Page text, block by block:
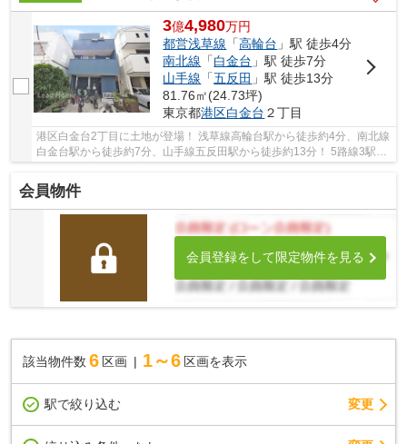
3億4,980万円
都営浅草線 「高輪台 」駅 徒歩4分
南北線 「白金台 」駅 徒歩7分
山手線 「五反田 」駅 徒歩13分
81.76㎡(24.73坪)
東京都港区白金台 ２丁目
港区白金台2丁目に土地が登場！ 浅草線高輪台駅から徒歩約4分、南北線
白金台駅から徒歩約7分、山手線五反田駅から徒歩約13分！ 5路線3駅利
用可能な大変便利な立地に位置した物件です。...
会員物件
会員登録をして限定物件を見る
該当物件数 6 区画 1～6 区画を表示
駅で絞り込む 変更